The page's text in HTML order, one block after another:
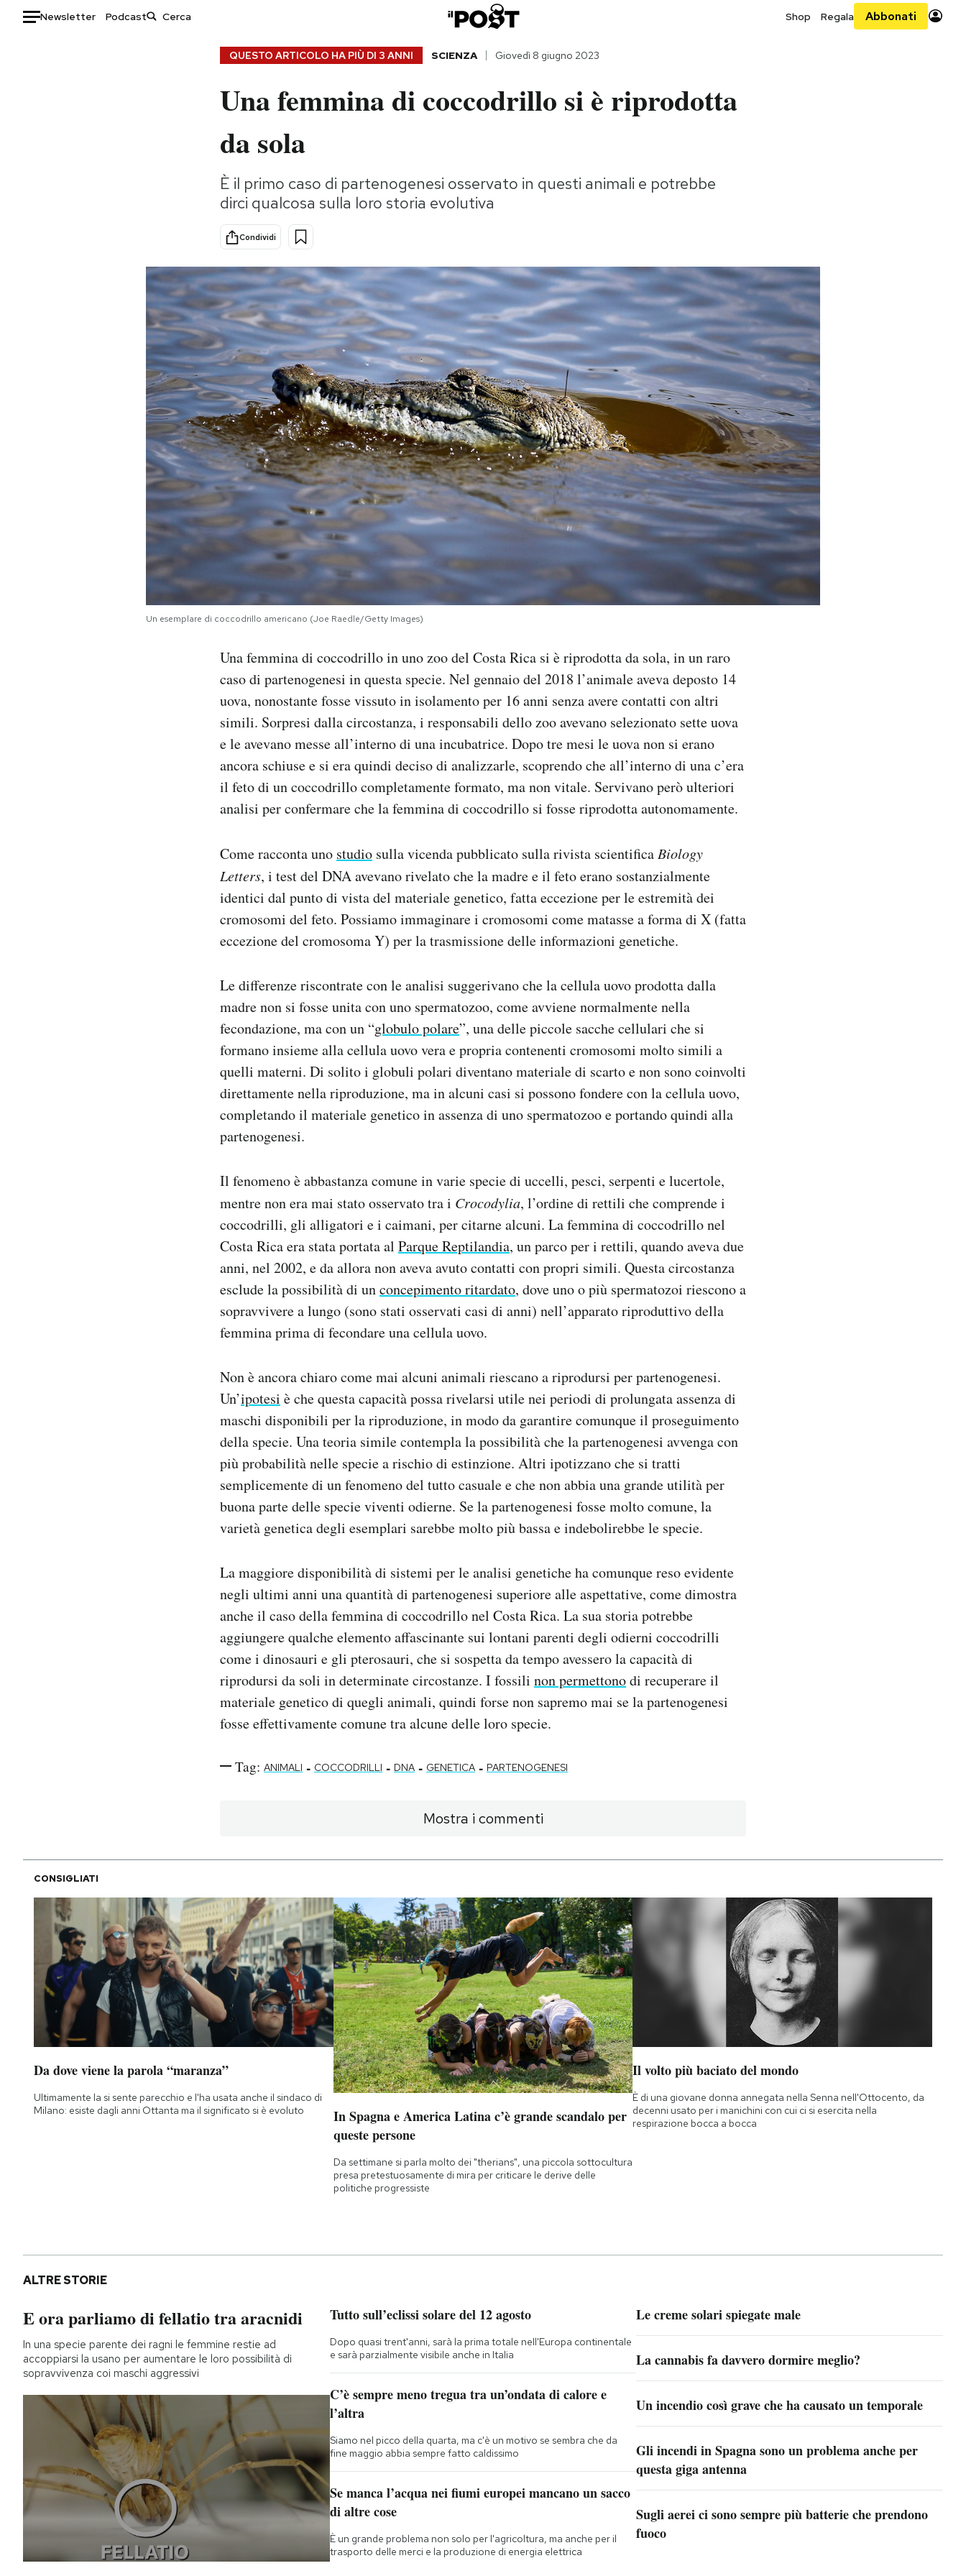
Newsletter Podcast Shop Regala Abbonati
Storie/Idee
Ok Boomer!
Altrecose
Mondiali calcio 2026
QUESTO ARTICOLO HA PIÙ DI 3 ANNI SCIENZA Giovedì 8 giugno 2023
Una femmina di coccodrillo si è riprodotta
da sola
È il primo caso di partenogenesi osservato in questi animali e potrebbe
dirci qualcosa sulla loro storia evolutiva
Condividi
Un esemplare di coccodrillo americano (Joe Raedle/Getty Images)
Una femmina di coccodrillo in uno zoo del Costa Rica si è riprodotta da sola, in un raro
caso di partenogenesi in questa specie. Nel gennaio del 2018 l’animale aveva deposto 14
uova, nonostante fosse vissuto in isolamento per 16 anni senza avere contatti con altri
simili. Sorpresi dalla circostanza, i responsabili dello zoo avevano selezionato sette uova
e le avevano messe all’interno di una incubatrice. Dopo tre mesi le uova non si erano
ancora schiuse e si era quindi deciso di analizzarle, scoprendo che all’interno di una c’era
il feto di un coccodrillo completamente formato, ma non vitale. Servivano però ulteriori
analisi per confermare che la femmina di coccodrillo si fosse riprodotta autonomamente.
Come racconta uno studio sulla vicenda pubblicato sulla rivista scientifica Biology
Letters, i test del DNA avevano rivelato che la madre e il feto erano sostanzialmente
identici dal punto di vista del materiale genetico, fatta eccezione per le estremità dei
cromosomi del feto. Possiamo immaginare i cromosomi come matasse a forma di X (fatta
eccezione del cromosoma Y) per la trasmissione delle informazioni genetiche.
Le differenze riscontrate con le analisi suggerivano che la cellula uovo prodotta dalla
madre non si fosse unita con uno spermatozoo, come avviene normalmente nella
fecondazione, ma con un “globulo polare”, una delle piccole sacche cellulari che si
formano insieme alla cellula uovo vera e propria contenenti cromosomi molto simili a
quelli materni. Di solito i globuli polari diventano materiale di scarto e non sono coinvolti
direttamente nella riproduzione, ma in alcuni casi si possono fondere con la cellula uovo,
completando il materiale genetico in assenza di uno spermatozoo e portando quindi alla
partenogenesi.
Il fenomeno è abbastanza comune in varie specie di uccelli, pesci, serpenti e lucertole,
mentre non era mai stato osservato tra i Crocodylia, l’ordine di rettili che comprende i
coccodrilli, gli alligatori e i caimani, per citarne alcuni. La femmina di coccodrillo nel
Costa Rica era stata portata al Parque Reptilandia, un parco per i rettili, quando aveva due
anni, nel 2002, e da allora non aveva avuto contatti con propri simili. Questa circostanza
esclude la possibilità di unconcepimento ritardato, dove uno o più spermatozoi riescono a
sopravvivere a lungo (sono stati osservati casi di anni) nell’apparato riproduttivo della
femmina prima di fecondare una cellula uovo.
Non è ancora chiaro come mai alcuni animali riescano a riprodursi per partenogenesi.
Un’ipotesi è che questa capacità possa rivelarsi utile nei periodi di prolungata assenza di
maschi disponibili per la riproduzione, in modo da garantire comunque il proseguimento
della specie. Una teoria simile contempla la possibilità che la partenogenesi avvenga con
più probabilità nelle specie a rischio di estinzione. Altri ipotizzano che si tratti
semplicemente di un fenomeno del tutto casuale e che non abbia una grande utilità per
buona parte delle specie viventi odierne. Se la partenogenesi fosse molto comune, la
varietà genetica degli esemplari sarebbe molto più bassa e indebolirebbe le specie.
La maggiore disponibilità di sistemi per le analisi genetiche ha comunque reso evidente
negli ultimi anni una quantità di partenogenesi superiore alle aspettative, come dimostra
anche il caso della femmina di coccodrillo nel Costa Rica. La sua storia potrebbe
aggiungere qualche elemento affascinante sui lontani parenti degli odierni coccodrilli
come i dinosauri e gli pterosauri, che si sospetta da tempo avessero la capacità di
riprodursi da soli in determinate circostanze. I fossili non permettonodi recuperare il
materiale genetico di quegli animali, quindi forse non sapremo mai se la partenogenesi
fosse effettivamente comune tra alcune delle loro specie.
Tag: ANIMALI - COCCODRILLI - DNA - GENETICA - PARTENOGENESI
Mostra i commenti
CONSIGLIATI
Da dove viene la parola “maranza”
Ultimamente la si sente parecchio e l'ha usata anche il sindaco di
Milano: esiste dagli anni Ottanta ma il significato si è evoluto
In Spagna e America Latina c’è grande scandalo per
queste persone
Da settimane si parla molto dei "therians", una piccola sottocultura
presa pretestuosamente di mira per criticare le derive delle
politiche progressiste
Il volto più baciato del mondo
È di una giovane donna annegata nella Senna nell'Ottocento, da
decenni usato per i manichini con cui ci si esercita nella
respirazione bocca a bocca
ALTRE STORIE
E ora parliamo di fellatio tra aracnidi
In una specie parente dei ragni le femmine restie ad
accoppiarsi la usano per aumentare le loro possibilità di
sopravvivenza coi maschi aggressivi
Tutto sull’eclissi solare del 12 agosto
Dopo quasi trent'anni, sarà la prima totale nell'Europa continentale
e sarà parzialmente visibile anche in Italia
C’è sempre meno tregua tra un’ondata di calore e
l’altra
Siamo nel picco della quarta, ma c'è un motivo se sembra che da
fine maggio abbia sempre fatto caldissimo
Se manca l’acqua nei fiumi europei mancano un sacco
di altre cose
È un grande problema non solo per l'agricoltura, ma anche per il
trasporto delle merci e la produzione di energia elettrica
Le creme solari spiegate male
La cannabis fa davvero dormire meglio?
Un incendio così grave che ha causato un temporale
Gli incendi in Spagna sono un problema anche per
questa giga antenna
Sugli aerei ci sono sempre più batterie che prendono
fuoco